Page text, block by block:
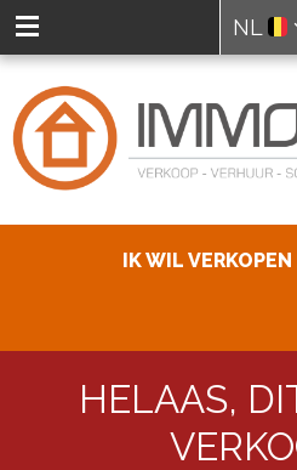
NL
IK WIL
HELAAS,